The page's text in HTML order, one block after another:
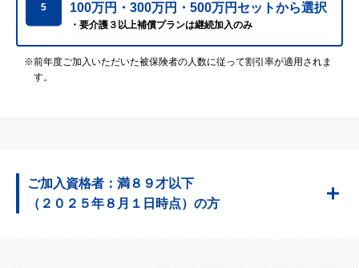
5
100万円・300万円・500万円セットから選択
・要介護３以上補償プランは継続加入のみ
※前年度ご加入いただいた被保険者の人数に従って割引率が適用されま
す。
ご加入資格者：満８９才以下
（２０２５年８月１日時点）の方